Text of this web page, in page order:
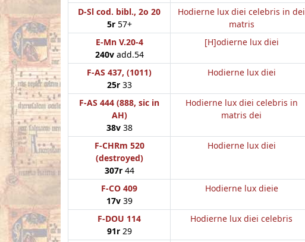
D-Sl cod. bibl., 2o 20
5r57+
Hodierne lux diei celebris in dei
matris
E-Mn V.20-4
240vadd.54
[H]odierne lux diei
F-AS 437, (1011)
25r33
Hodierne lux diei
F-AS 444 (888, sic in
AH)
38v38
Hodierne lux diei celebris in
matris dei
F-CHRm 520
(destroyed)
307r44
Hodierne lux diei
F-CO 409
17v39
Hodierne lux dieie
F-DOU 114
91r29
Hodierne lux diei celebris